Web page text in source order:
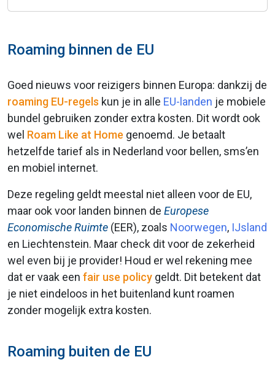
Roaming binnen de EU
Goed nieuws voor reizigers binnen Europa: dankzij de
roaming EU-regels kun je in alle EU-landen je mobiele
bundel gebruiken zonder extra kosten. Dit wordt ook
wel Roam Like at Home genoemd. Je betaalt
hetzelfde tarief als in Nederland voor bellen, sms’en
en mobiel internet.
Deze regeling geldt meestal niet alleen voor de EU,
maar ook voor landen binnen de Europese
Economische Ruimte (EER), zoals Noorwegen, IJsland
en Liechtenstein. Maar check dit voor de zekerheid
wel even bij je provider! Houd er wel rekening mee
dat er vaak een fair use policy geldt. Dit betekent dat
je niet eindeloos in het buitenland kunt roamen
zonder mogelijk extra kosten.
Roaming buiten de EU